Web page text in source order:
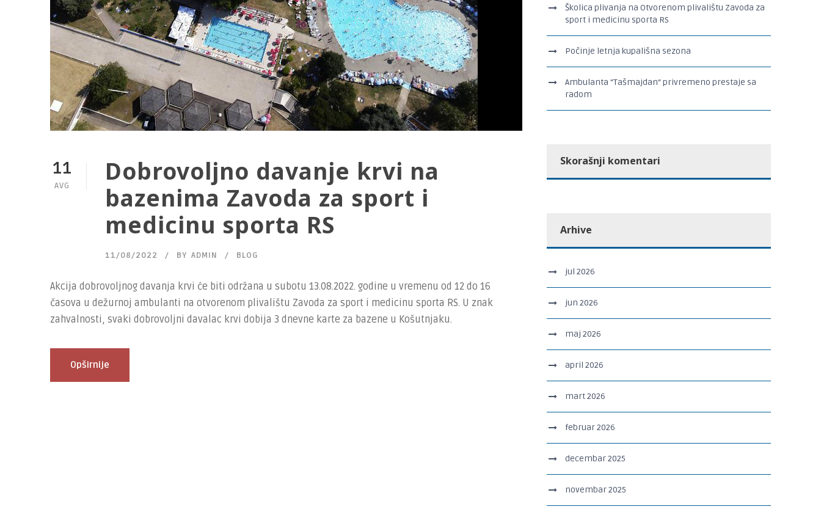
11
AVG
Dobrovoljno davanje krvi na
bazenima Zavoda za sport i
medicinu sporta RS
11/08/2022 BY ADMIN BLOG
Akcija dobrovoljnog davanja krvi će biti održana u subotu 13.08.2022. godine u vremenu od 12 do 16
časova u dežurnoj ambulanti na otvorenom plivalištu Zavoda za sport i medicinu sporta RS. U znak
zahvalnosti, svaki dobrovoljni davalac krvi dobija 3 dnevne karte za bazene u Košutnjaku.
Opširnije
Školica plivanja na Otvorenom plivalištu Zavoda za
sport i medicinu sporta RS
Počinje letnja kupališna sezona
Ambulanta “Tašmajdan“ privremeno prestaje sa
radom
Skorašnji komentari
Arhive
jul 2026
jun 2026
maj 2026
april 2026
mart 2026
februar 2026
decembar 2025
novembar 2025